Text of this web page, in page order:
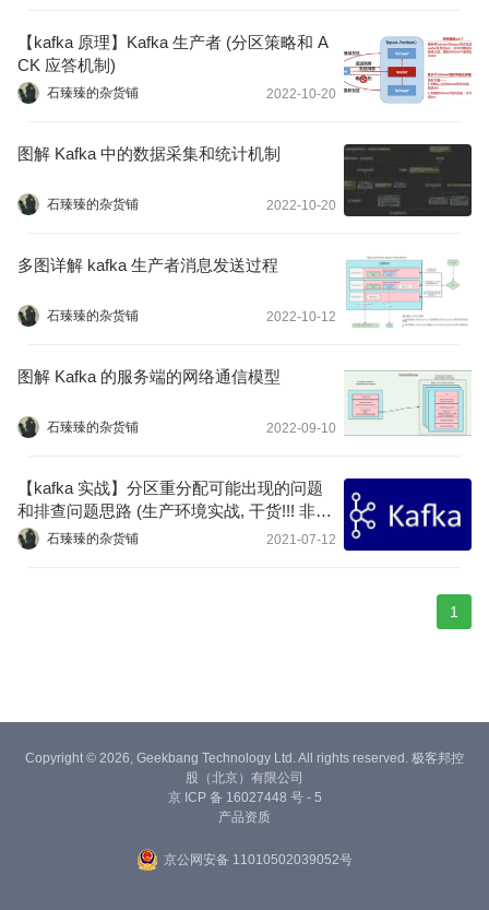
【kafka 原理】Kafka 生产者 (分区策略和 A
CK 应答机制)
石臻臻的杂货铺 2022-10-20
图解 Kafka 中的数据采集和统计机制
石臻臻的杂货铺 2022-10-20
多图详解 kafka 生产者消息发送过程
石臻臻的杂货铺 2022-10-12
图解 Kafka 的服务端的网络通信模型
石臻臻的杂货铺 2022-09-10
【kafka 实战】分区重分配可能出现的问题
和排查问题思路 (生产环境实战, 干货!!! 非常
干!!! 建议收藏)
石臻臻的杂货铺 2021-07-12
1
Copyright © 2026, Geekbang Technology Ltd. All rights reserved. 极客邦控
股（北京）有限公司
京 ICP 备 16027448 号 - 5
产品资质
京公网安备 11010502039052号